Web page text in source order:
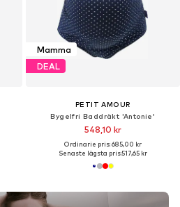
Mamma
DEAL
PETIT AMOUR
Bygelfri Baddräkt 'Antonie'
548,10 kr
Ordinarie pris: 685,00 kr
Senaste lägsta pris:517,65 kr